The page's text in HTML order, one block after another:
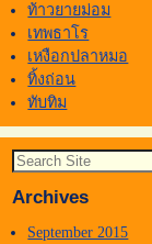
ท้าวยายม่อม
เทพธาโร
เหงือกปลาหมอ
ทิ้งถ่อน
ทับทิม
Archives
September 2015